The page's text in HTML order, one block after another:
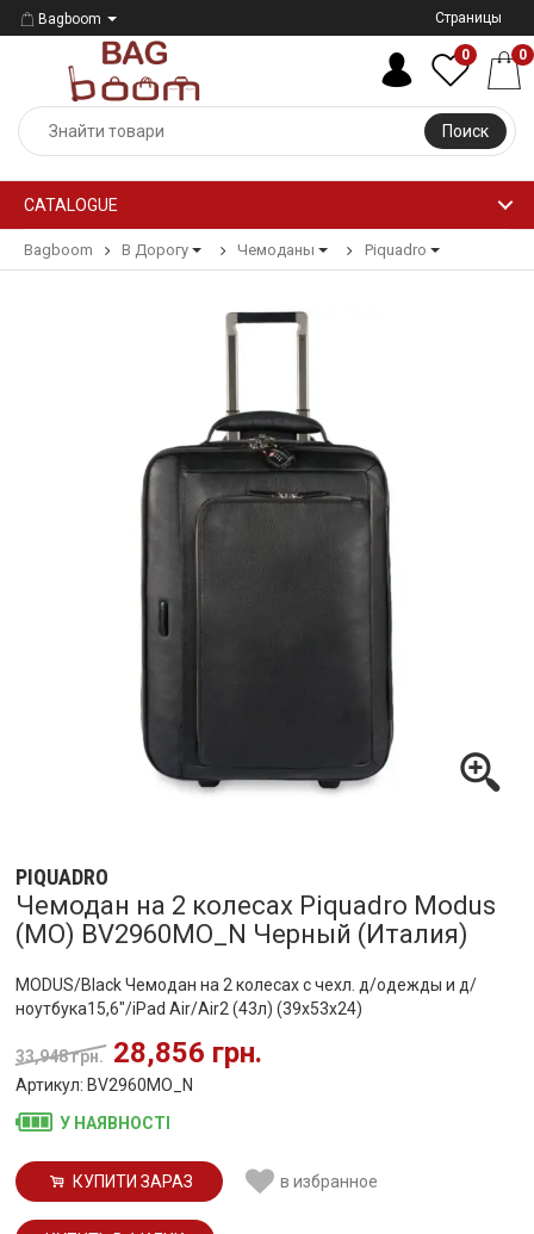
Bagboom Страницы
Поиск
0 0
CATALOGUE
Bagboom В Дорогу Чемоданы Piquadro
PIQUADRO
Чемодан на 2 колесах Piquadro Modus
(MO) BV2960MO_N Черный (Италия)
MODUS/Black Чемодан на 2 колесах с чехл. д/одежды и д/
ноутбука15,6"/iPad Air/Air2 (43л) (39x53x24)
33,948 грн. 28,856 грн.
Артикул: BV2960MO_N
У НАЯВНОСТІ
КУПИТИ ЗАРАЗ в избранное